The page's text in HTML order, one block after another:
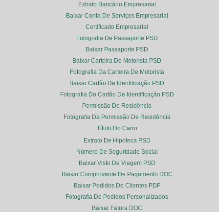
Extrato Bancário Empresarial
Baixar Conta De Serviços Empresarial
Certificado Empresarial
Fotografia De Passaporte PSD
Baixar Passaporte PSD
Baixar Carteira De Motorista PSD
Fotografia Da Carteira De Motorista
Baixar Cartão De Identificação PSD
Fotografia Do Cartão De Identificação PSD
Permissão De Residência
Fotografia Da Permissão De Residência
Título Do Carro
Extrato De Hipoteca PSD
Número De Seguridade Social
Baixar Visto De Viagem PSD
Baixar Comprovante De Pagamento DOC
Baixar Pedidos De Clientes PDF
Fotografia De Pedidos Personalizados
Baixar Fatura DOC